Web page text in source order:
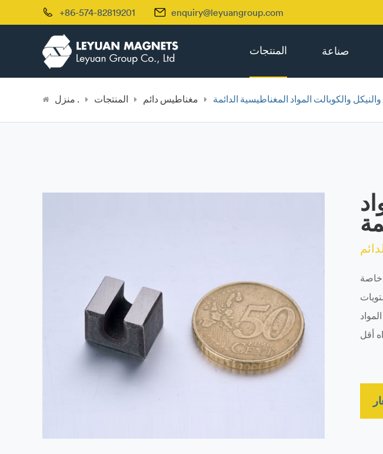
 +86-574-82819201  enquiry@leyuangroup.com
المنتجات صناعة
منزل . المنتجات مغناطيس دائم والنيكل والكوبالت المواد المغناطيسية الدائمة
خاصة
و 8 . بالمقارنة مع المواد